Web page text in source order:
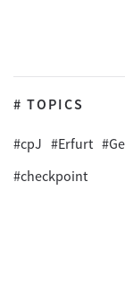
# TOPICS
#cpJ #Erfurt
#checkpoint